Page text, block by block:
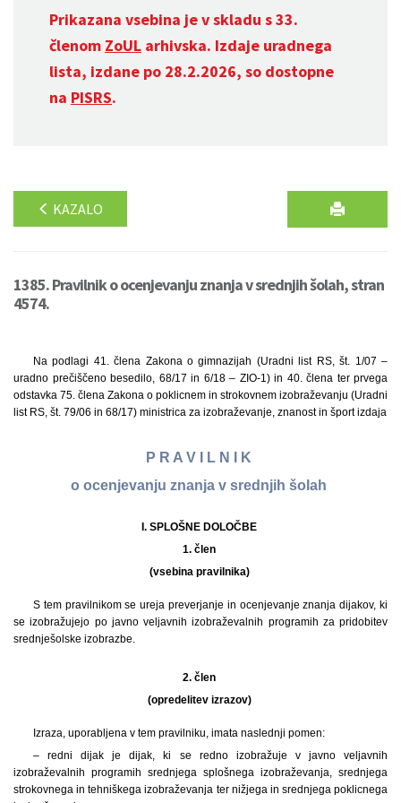
Prikazana vsebina je v skladu s 33.
členom ZoUL arhivska. Izdaje uradnega
lista, izdane po 28.2.2026, so dostopne
na PISRS.
KAZALO
1385. Pravilnik o ocenjevanju znanja v srednjih šolah, stran
4574.
Na podlagi 41. člena Zakona o gimnazijah (Uradni list RS, št. 1/07 –
uradno prečiščeno besedilo, 68/17 in 6/18 – ZIO-1) in 40. člena ter prvega
odstavka 75. člena Zakona o poklicnem in strokovnem izobraževanju (Uradni
list RS, št. 79/06 in 68/17) ministrica za izobraževanje, znanost in šport izdaja
P R A V I L N I K
o ocenjevanju znanja v srednjih šolah
I. SPLOŠNE DOLOČBE
1. člen
(vsebina pravilnika)
S tem pravilnikom se ureja preverjanje in ocenjevanje znanja dijakov, ki
se izobražujejo po javno veljavnih izobraževalnih programih za pridobitev
srednješolske izobrazbe.
2. člen
(opredelitev izrazov)
Izraza, uporabljena v tem pravilniku, imata naslednji pomen:
– redni dijak je dijak, ki se redno izobražuje v javno veljavnih
izobraževalnih programih srednjega splošnega izobraževanja, srednjega
strokovnega in tehniškega izobraževanja ter nižjega in srednjega poklicnega